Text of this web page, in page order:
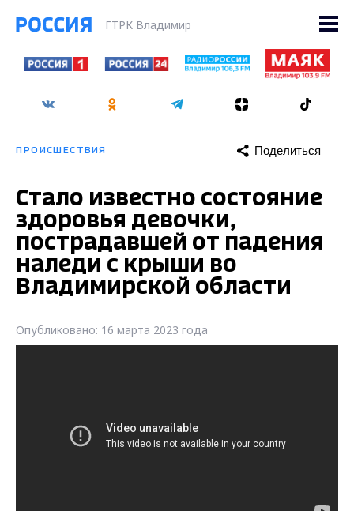
ГТРК Владимир
ПРОИСШЕСТВИЯ Поделиться
Стало известно состояние
здоровья девочки,
пострадавшей от падения
наледи с крыши во
Владимирской области
Опубликовано: 16 марта 2023 года